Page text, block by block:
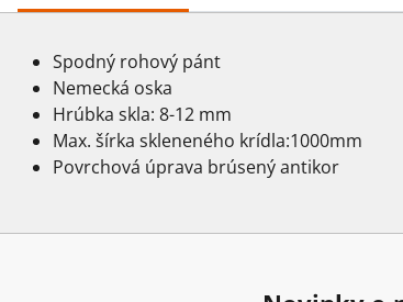
Spodný rohový pánt
Nemecká oska
Hrúbka skla: 8-12 mm
Max. šírka skleneného krídla:1000mm
Povrchová úprava brúsený antikor